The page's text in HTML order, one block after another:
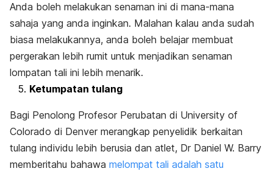
Anda boleh melakukan senaman ini di mana-mana
sahaja yang anda inginkan. Malahan kalau anda sudah
biasa melakukannya, anda boleh belajar membuat
pergerakan lebih rumit untuk menjadikan senaman
lompatan tali ini lebih menarik.
Ketumpatan tulang
Bagi Penolong Profesor Perubatan di University of
Colorado di Denver merangkap penyelidik berkaitan
tulang individu lebih berusia dan atlet, Dr Daniel W. Barry
memberitahu bahawa melompat tali adalah satu